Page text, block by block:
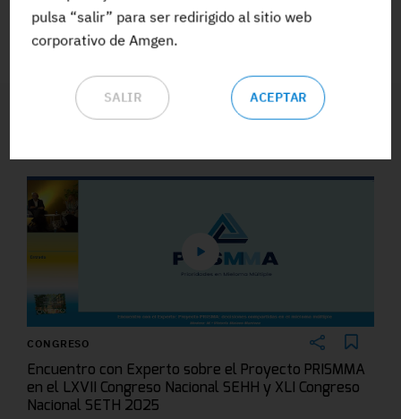
pulsa “salir” para ser redirigido al sitio web
corporativo de Amgen.
SALIR ACEPTAR
CONGRESO
Encuentro con Experto sobre el Proyecto PRISMMA
en el LXVII Congreso Nacional SEHH y XLI Congreso
Nacional SETH 2025